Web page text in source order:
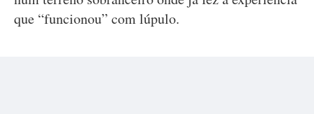
que “funcionou” com lúpulo.